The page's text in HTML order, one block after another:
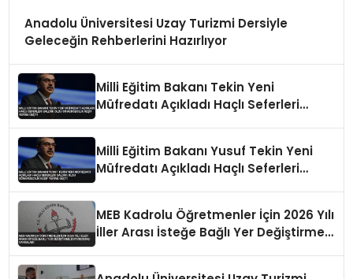
Anadolu Üniversitesi Uzay Turizmi Dersiyle
Geleceğin Rehberlerini Hazırlıyor
Milli Eğitim Bakanı Tekin Yeni
Müfredatı Açıkladı Haçlı Seferleri
Milli Eğitim Bakanı Yusuf Tekin Yeni
Müfredatı Açıkladı Haçlı Seferleri
MEB Kadrolu Öğretmenler İçin 2026 Yılı
İller Arası İsteğe Bağlı Yer Değiştirme